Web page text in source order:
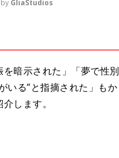
u
t
e
GliaStudios
暗示された」「夢で性別
いる”と指摘された」もか
します。